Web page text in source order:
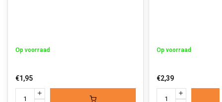
Op voorraad
€1,95
Op voorraad
€2,39